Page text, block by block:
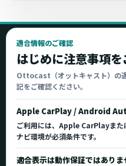
適合情報のご確認
はじめに注意事項を
Ottocast（オットキャスト）の
記をご確認ください。
Apple CarPlay / Android
ご利用には、Apple CarPlayま
ナビ環境が必須条件です。
適合表示は動作保証ではありま
Ottocast
オットキャスト
Ottocast正規販売代理店
Ottocast（オットキャスト）の
合、サポート情報を日本国内
ます。
正規販売代理店 車種適合情報